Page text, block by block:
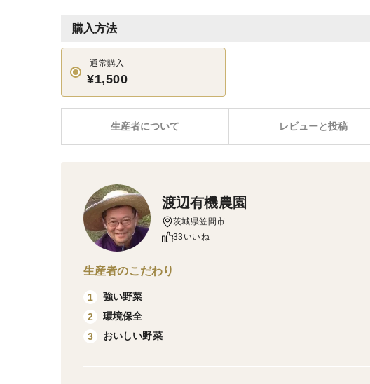
購入方法
通常購入
¥1,500
レビューと投稿
生産者について
渡辺有機農園
茨城県笠間市
33いいね
生産者のこだわり
1
強い野菜
2
環境保全
3
おいしい野菜